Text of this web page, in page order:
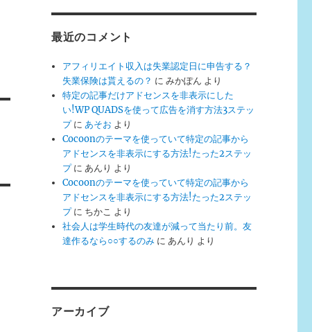
最近のコメント
アフィリエイト収入は失業認定日に申告する？
失業保険は貰えるの？ にみかぽん より
特定の記事だけアドセンスを非表示にした
い!WP QUADSを使って広告を消す方法3ステッ
プにあそお より
Cocoonのテーマを使っていて特定の記事から
アドセンスを非表示にする方法!たった2ステッ
プにあんり より
Cocoonのテーマを使っていて特定の記事から
アドセンスを非表示にする方法!たった2ステッ
プに ちかこ より
社会人は学生時代の友達が減って当たり前。友
達作るなら○○するのみ にあんり より
アーカイブ